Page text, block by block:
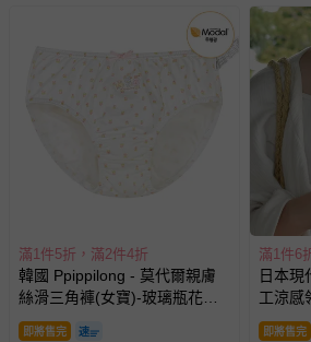
-其他原廠盒裝商品封口處已貼
示字句等說明貼紙、封條者。
國際航空、客運、訂房等服務。
相關的退換貨辦理流程，可詳見：
其他常見問題：
運送服務：目前提供的運送僅限台
區，可能會無法配送，或須依據商品
亦保留出貨與否的權利。離島、偏遠
費用，可能會另需加收。
商品實際的配達日期，可於訂單個人
滿1件5折，滿2件4折
韓國 Ppippilong - 莫代爾親膚
絲滑三角褲(女寶)-玻璃瓶花朵-
米
即將售完
滿1件6
日本現
工涼感
軍藍
即將售完